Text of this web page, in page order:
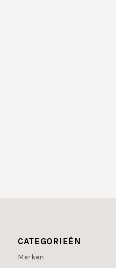
CATEGORIEËN
Merken